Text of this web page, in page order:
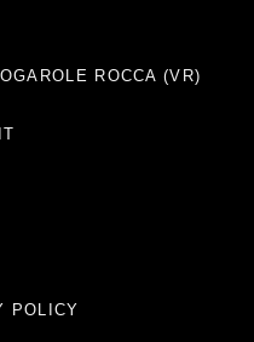
ROCCA (VR)
POLICY